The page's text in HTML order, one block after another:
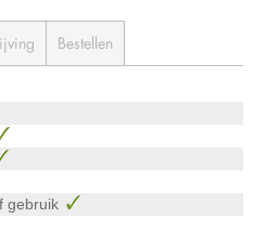
Bestellen
gebruik